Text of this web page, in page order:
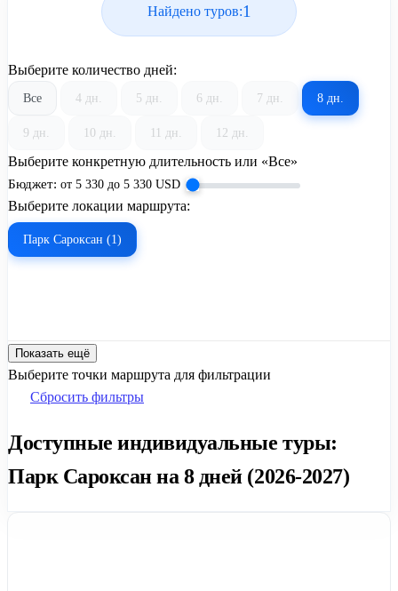
Найдено туров:1
Выберите количество дней:
Все 4 дн. 5 дн. 6 дн. 7 дн. 8 дн.
9 дн. 10 дн. 11 дн. 12 дн.
Выберите конкретную длительность или «Все»
Бюджет: от 5 330 до 5 330 USD
Выберите локации маршрута:
Парк Сароксан (1)
Показать ещё
Выберите точки маршрута для фильтрации
Сбросить фильтры
Доступные индивидуальные туры:
Парк Сароксан на 8 дней (2026-2027)